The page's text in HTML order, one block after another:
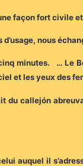
façon fort civile
nous
minutes. … Le
et les yeux des
callejón
auquel il